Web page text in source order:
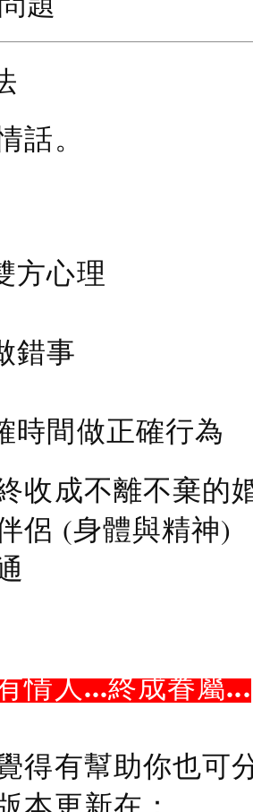
話。
方心理
錯事
時間做正確行為
收成不離不棄的
侶 (身體與精神)
情人...終成眷屬...
得有幫助你也可